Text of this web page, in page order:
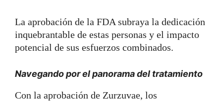
La aprobación de la FDA subraya la dedicación
inquebrantable de estas personas y el impacto
potencial de sus esfuerzos combinados.
Navegando por el panorama del tratamiento
Con la aprobación de Zurzuvae, los